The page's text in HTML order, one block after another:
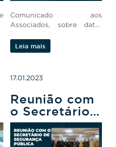
Comunicado aos
Associados, sobre data-
base.
Leia mais
17.01.2023
Reunião com
o Secretário
de Segurança
Pública